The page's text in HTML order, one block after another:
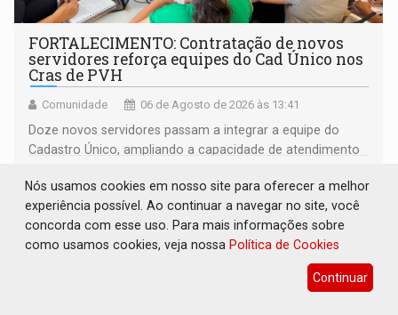
FORTALECIMENTO: Contratação de novos
servidores reforça equipes do Cad Único nos
Cras de PVH
Comunidade 06 de Agosto de 2026 às 13:41
Doze novos servidores passam a integrar a equipe do
Cadastro Único, ampliando a capacidade de atendimento
Nós usamos cookies em nosso site para oferecer a melhor
experiência possível. Ao continuar a navegar no site, você
concorda com esse uso. Para mais informações sobre
como usamos cookies, veja nossa Política de Cookies
Continuar